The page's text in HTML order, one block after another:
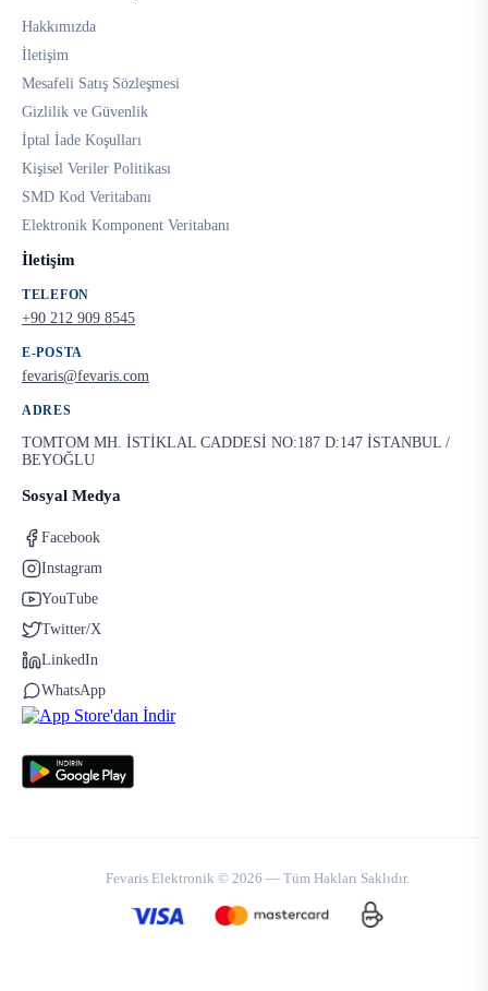
Hakkımızda
İletişim
Mesafeli Satış Sözleşmesi
Gizlilik ve Güvenlik
İptal İade Koşulları
Kişisel Veriler Politikası
SMD Kod Veritabanı
Elektronik Komponent Veritabanı
İletişim
TELEFON
+90 212 909 8545
E-POSTA
fevaris@fevaris.com
ADRES
TOMTOM MH. İSTİKLAL CADDESİ NO:187 D:147 İSTANBUL /
BEYOĞLU
Sosyal Medya
Facebook
Instagram
YouTube
Twitter/X
LinkedIn
WhatsApp
Fevaris Elektronik © 2026 — Tüm Hakları Saklıdır.